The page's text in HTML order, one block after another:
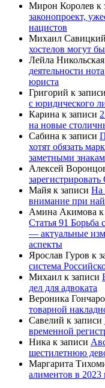
Мирон Королев к
законопроект,
нацистов
Михаил Савицкий
хостелов могут
Лейла Никольская
деятельности
юриста
Григорий к записи
с юридического
Карина к записи
на новые
Сабина к записи
хотят обязать
заметными
Алексей
Майя к записи На
внимание при
Амина Акимова
Статья 91
— актуальные
аспекты
Ярослав Гуров к
система
Михаил к записи
дел для адвоката
Вероника
товарной
Савелий к записи
временной
Ника к записи
шестилетнюю
Маргарита
алиментов в 2023